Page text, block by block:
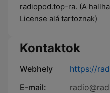
radiopod.top-ra. (A
License alá tartoznak)
Kontaktok
Webhely
https://
E-mail: